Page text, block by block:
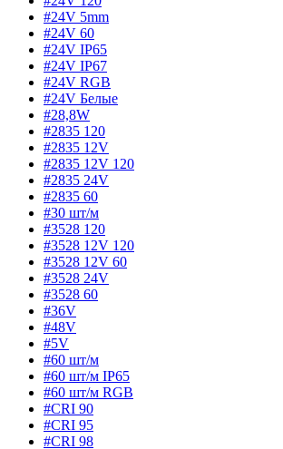
#24V 5mm
#24V 60
#24V IP65
#24V IP67
#24V RGB
#24V Белые
#28,8W
#2835 120
#2835 12V
#2835 12V 120
#2835 24V
#2835 60
#30 шт/м
#3528 120
#3528 12V 120
#3528 12V 60
#3528 24V
#3528 60
#36V
#48V
#5V
#60 шт/м
#60 шт/м IP65
#60 шт/м RGB
#CRI 90
#CRI 95
#CRI 98